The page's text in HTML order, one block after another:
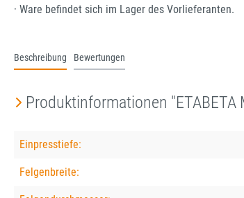
· Ware befindet sich im Lager des Vorlieferanten.
Beschreibung Bewertungen
Produktinformationen
Einpresstiefe:
Felgenbreite: